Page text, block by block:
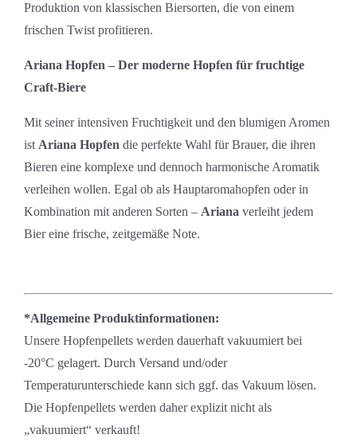
Produktion von klassischen Biersorten, die von einem
frischen Twist profitieren.
Ariana Hopfen – Der moderne Hopfen für fruchtige
Craft-Biere
Mit seiner intensiven Fruchtigkeit und den blumigen Aromen
ist Ariana Hopfen die perfekte Wahl für Brauer, die ihren
Bieren eine komplexe und dennoch harmonische Aromatik
verleihen wollen. Egal ob als Hauptaromahopfen oder in
Kombination mit anderen Sorten – Ariana verleiht jedem
Bier eine frische, zeitgemäße Note.
*Allgemeine Produktinformationen:
Unsere Hopfenpellets werden dauerhaft vakuumiert bei
-20°C gelagert. Durch Versand und/oder
Temperaturunterschiede kann sich ggf. das Vakuum lösen.
Die Hopfenpellets werden daher explizit nicht als
„vakuumiert“ verkauft!